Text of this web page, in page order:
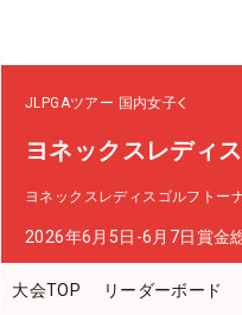
JLPGAツアー 国内女子
ヨネックスレディス
ヨネックスレディスゴルフトー
2026年6月5日-6月7日賞金
大会TOP リーダーボード